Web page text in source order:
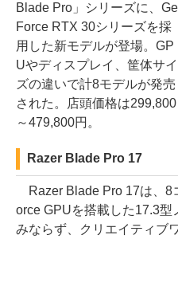
Blade Pro」シリーズに、Ge
Force RTX 30シリーズを採
用した新モデルが登場。GP
Uやディスプレイ、筐体サイ
ズの違いで計8モデルが発売
された。店頭価格は299,800
～479,800円。
Razer Blade Pro 17
Razer Blade Pro 17は、8
orce GPUを搭載した17.3
みならず、クリエイティブ